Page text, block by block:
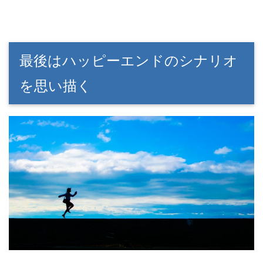
最後はハッピーエンドのシナリオ
を思い描く